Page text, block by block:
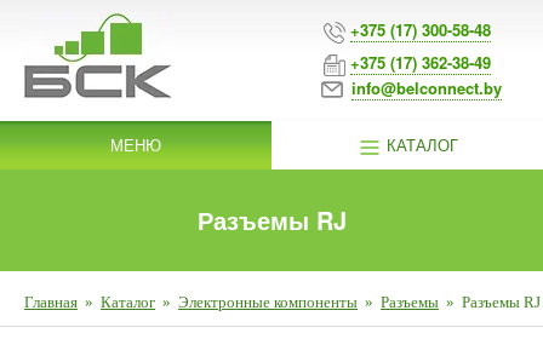
+375 (17) 300-58-48
+375 (17) 362-38-49
info@belconnect.by
МЕНЮ КАТАЛОГ
Разъемы RJ
Главная » Каталог » Электронные компоненты » Разъемы » Разъемы RJ